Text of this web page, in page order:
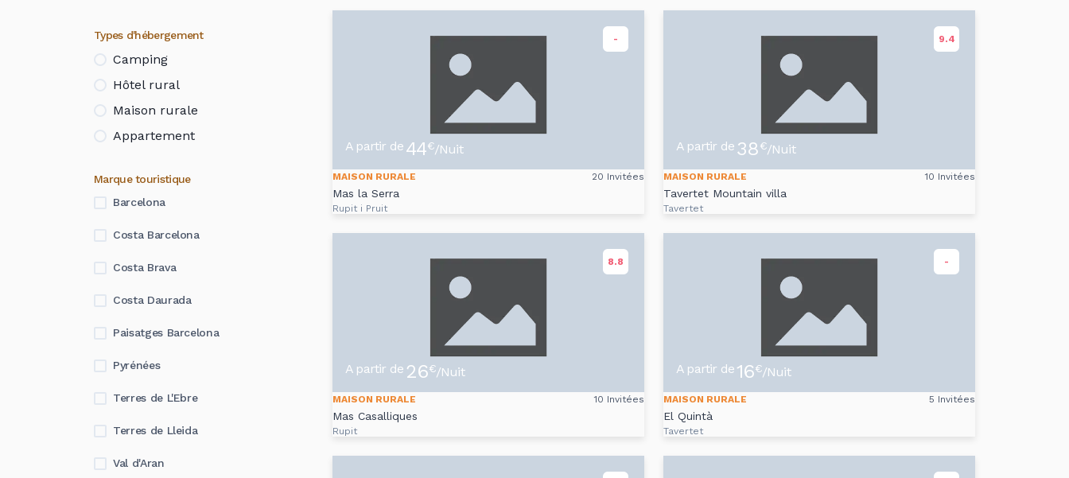
Types d'hébergement
Camping
Hôtel rural
Maison rurale
Appartement
Marque touristique
Barcelona
Costa Barcelona
Costa Brava
Costa Daurada
Paisatges Barcelona
Pyrénées
Terres de L'Ebre
Terres de Lleida
Val d'Aran
-
A partir de 44€/Nuit
MAISON RURALE 20 Invitées
Mas la Serra
Rupit i Pruit
9.4
A partir de 38€/Nuit
MAISON RURALE 10 Invitées
Tavertet Mountain villa
Tavertet
8.8
A partir de 26€/Nuit
MAISON RURALE 10 Invitées
Mas Casalliques
Rupit
-
A partir de 16€/Nuit
MAISON RURALE 5 Invitées
El Quintà
Tavertet